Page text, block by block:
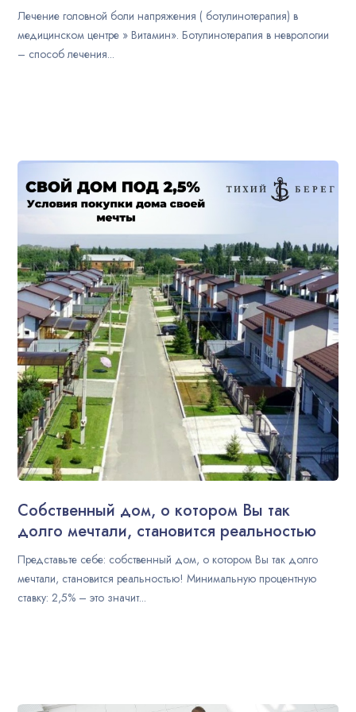
Лечение головной боли напряжения ( ботулинотерапия) в
медицинском центре » Витамин». Ботулинотерапия в неврологии
– способ лечения...
Собственный дом, о котором Вы так
долго мечтали, становится реальностью
Представьте себе: собственный дом, о котором Вы так долго
мечтали, становится реальностью! Минимальную процентную
ставку: 2,5% – это значит...